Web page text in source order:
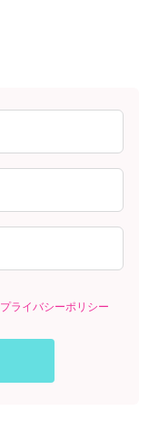
プライバシーポリシー